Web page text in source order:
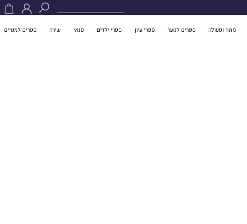
מתח ופעולה ספרים לנוער ספרי עיון ספרי ילדים פנאי שירה ספרים למנויים